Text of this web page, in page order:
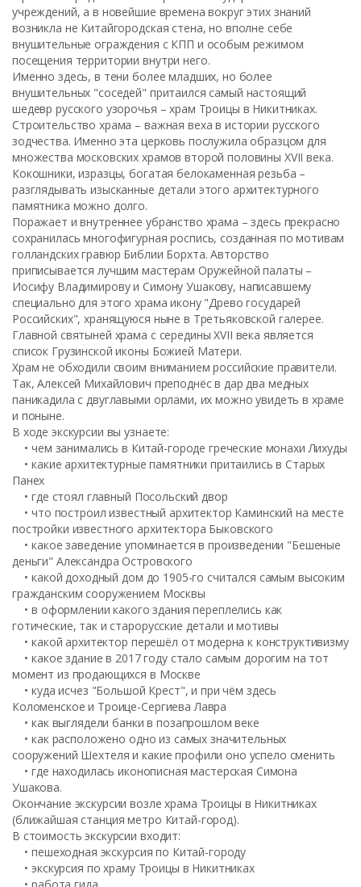
учреждений, а в новейшие времена вокруг этих знаний
возникла не Китайгородская стена, но вполне себе
внушительные ограждения с КПП и особым режимом
посещения территории внутри него.
Именно здесь, в тени более младших, но более
внушительных "соседей" притаился самый настоящий
шедевр русского узорочья – храм Троицы в Никитниках.
Строительство храма – важная веха в истории русского
зодчества. Именно эта церковь послужила образцом для
множества московских храмов второй половины XVII века.
Кокошники, изразцы, богатая белокаменная резьба –
разглядывать изысканные детали этого архитектурного
памятника можно долго.
Поражает и внутреннее убранство храма – здесь прекрасно
сохранилась многофигурная роспись, созданная по мотивам
голландских гравюр Библии Борхта. Авторство
приписывается лучшим мастерам Оружейной палаты –
Иосифу Владимирову и Симону Ушакову, написавшему
специально для этого храма икону "Древо государей
Российских", хранящуюся ныне в Третьяковской галерее.
Главной святыней храма с середины XVII века является
список Грузинской иконы Божией Матери.
Храм не обходили своим вниманием российские правители.
Так, Алексей Михайлович преподнёс в дар два медных
паникадила с двуглавыми орлами, их можно увидеть в храме
и поныне.
В ходе экскурсии вы узнаете:
• чем занимались в Китай-городе греческие монахи Лихуды
• какие архитектурные памятники притаились в Старых
Панех
• где стоял главный Посольский двор
• что построил известный архитектор Каминский на месте
постройки известного архитектора Быковского
• какое заведение упоминается в произведении "Бешеные
деньги" Александра Островского
• какой доходный дом до 1905-го считался самым высоким
гражданским сооружением Москвы
• в оформлении какого здания переплелись как
готические, так и старорусские детали и мотивы
• какой архитектор перешёл от модерна к конструктивизму
• какое здание в 2017 году стало самым дорогим на тот
момент из продающихся в Москве
• куда исчез "Большой Крест", и при чём здесь
Коломенское и Троице-Сергиева Лавра
• как выглядели банки в позапрошлом веке
• как расположено одно из самых значительных
сооружений Шехтеля и какие профили оно успело сменить
• где находилась иконописная мастерская Симона
Ушакова.
Окончание экскурсии возле храма Троицы в Никитниках
(ближайшая станция метро Китай-город).
В стоимость экскурсии входит:
• пешеходная экскурсия по Китай-городу
• экскурсия по храму Троицы в Никитниках